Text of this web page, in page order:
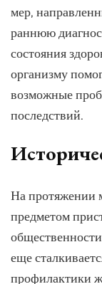
мер,
раннюю
состояния
организму
возможные
последствий.
На протяжении
предметом
еще
профилактики